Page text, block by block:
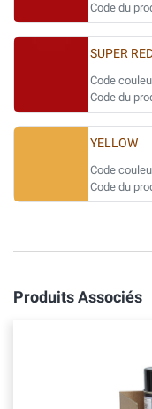
Code du
SUPER
Code
Code du
YELLOW
Code
Code du
Produits Associés